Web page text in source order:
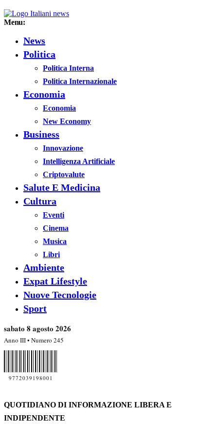
Menu:
News
Politica
Politica Interna
Politica Internazionale
Economia
Economia
New Economy
Business
Innovazione
Intelligenza Artificiale
Criptovalute
Salute E Medicina
Cultura
Eventi
Cinema
Musica
Libri
Ambiente
Expat Lifestyle
Nuove Tecnologie
Sport
sabato 8 agosto 2026
Anno III • Numero 245
9772039198001
QUOTIDIANO DI INFORMAZIONE LIBERA E
INDIPENDENTE